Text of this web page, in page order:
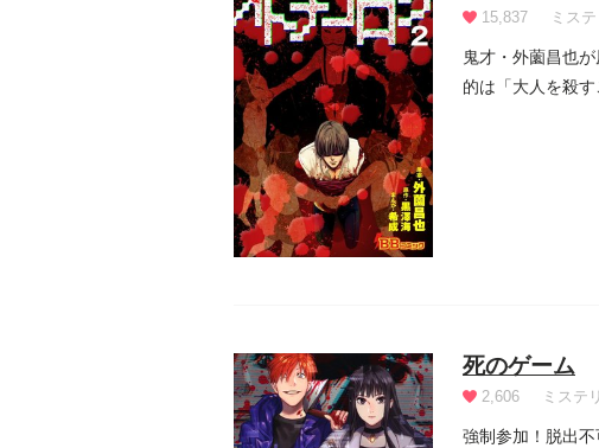
15,837 ミス
鬼才・外薗昌也
的は「大人を殺
死のゲーム
2,606 ミステ
強制参加！脱出